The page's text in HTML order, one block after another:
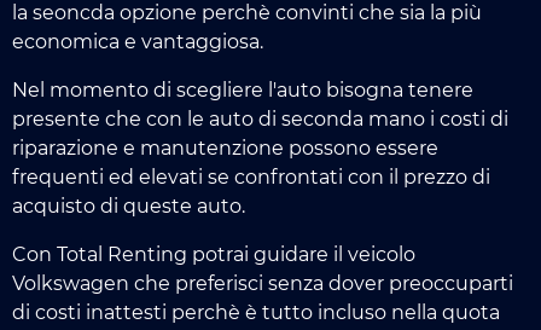
la seoncda opzione perchè convinti che sia la più
economica e vantaggiosa.
Nel momento di scegliere l'auto bisogna tenere
presente che con le auto di seconda mano i costi di
riparazione e manutenzione possono essere
frequenti ed elevati se confrontati con il prezzo di
acquisto di queste auto.
Con Total Renting potrai guidare il veicolo
Volkswagen che preferisci senza dover preoccuparti
di costi inattesti perchè è tutto incluso nella quota